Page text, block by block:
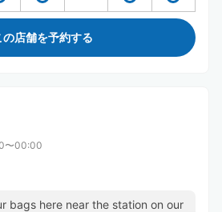
の店舗を予約する
〜00:00
bags here near the station on our